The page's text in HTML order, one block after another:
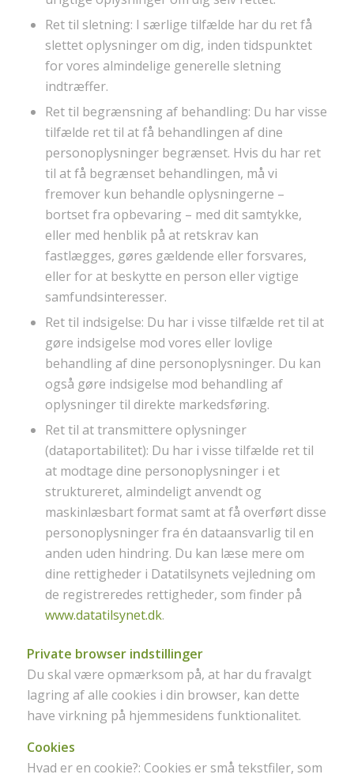
Ret til sletning: I særlige tilfælde har du ret få
slettet oplysninger om dig, inden tidspunktet
for vores almindelige generelle sletning
indtræffer.
Ret til begrænsning af behandling: Du har visse
tilfælde ret til at få behandlingen af dine
personoplysninger begrænset. Hvis du har ret
til at få begrænset behandlingen, må vi
fremover kun behandle oplysningerne –
bortset fra opbevaring – med dit samtykke,
eller med henblik på at retskrav kan
fastlægges, gøres gældende eller forsvares,
eller for at beskytte en person eller vigtige
samfundsinteresser.
Ret til indsigelse: Du har i visse tilfælde ret til at
gøre indsigelse mod vores eller lovlige
behandling af dine personoplysninger. Du kan
også gøre indsigelse mod behandling af
oplysninger til direkte markedsføring.
Ret til at transmittere oplysninger
(dataportabilitet): Du har i visse tilfælde ret til
at modtage dine personoplysninger i et
struktureret, almindeligt anvendt og
maskinlæsbart format samt at få overført disse
personoplysninger fra én dataansvarlig til en
anden uden hindring. Du kan læse mere om
dine rettigheder i Datatilsynets vejledning om
de registreredes rettigheder, som finder på
www.datatilsynet.dk.
Private browser indstillinger
Du skal være opmærksom på, at har du fravalgt
lagring af alle cookies i din browser, kan dette
have virkning på hjemmesidens funktionalitet.
Cookies
Hvad er en cookie?: Cookies er små tekstfiler, som